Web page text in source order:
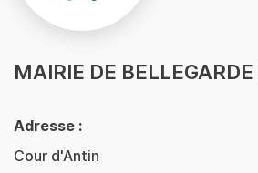
MAIRIE DE
Adresse :
Cour d'Antin